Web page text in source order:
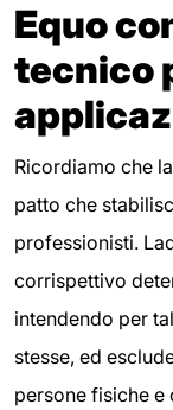
Equo
tecnico
Ricordiamo che
patto che
professionisti.
corrispettivo
intendendo per
stesse, ed
persone fisiche e